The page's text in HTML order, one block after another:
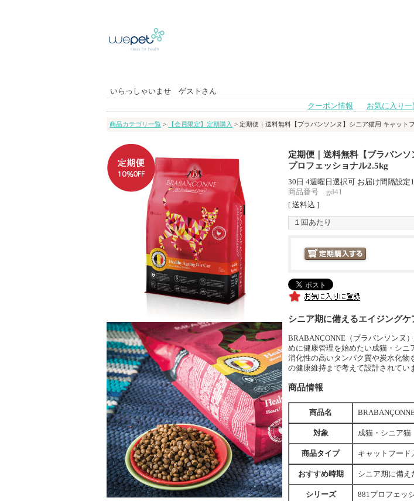
いらっしゃいませ ゲストさん
クーポン情報
お気に入り一
商品カテゴリ一覧 > 【会員限定】定期購入 > 定期便｜送料無料【ブラバンソンヌ】シニア猫用 キャット
定期便｜送料無料【ブラバン
プロフェッショナル2.5kg
30日 4週曜日選択可 お届け間隔設定
商品番号 gd41
[ 送料込 ]
１回あたり
シニア期に備えるエイジングケ
BRABANÇONNE（ブラバンソンヌ
めに健康管理を始めたい成猫・シニ
消化性の高いタンパク質や炭水化物
の健康維持まで考えて設計されてい
商品情報
商品名
対象 成猫・シニア猫
商品タイプ キャットフード
おすすめ時期 シニア期に備え
シリーズ 881プロフェッ